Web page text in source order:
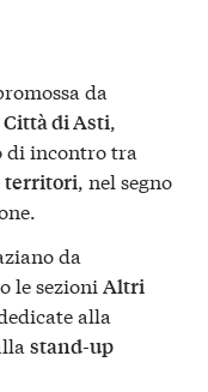
da
Città di Asti
di incontro tra
territori , nel segno
da
le sezioni Altri
alla
stand-up